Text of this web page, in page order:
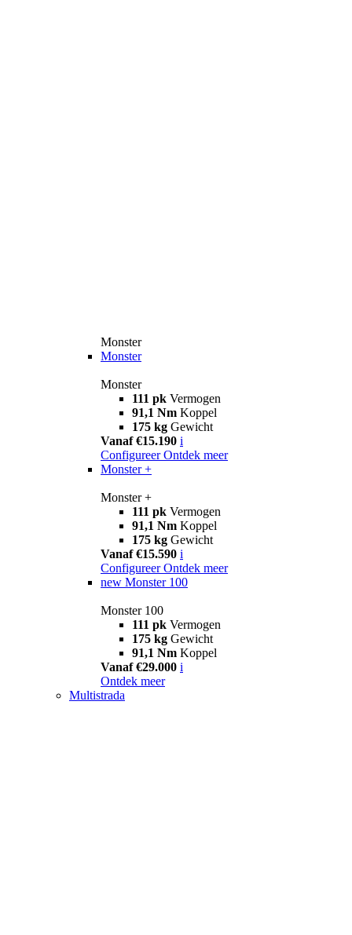
Monster
Monster
Monster
111 pk Vermogen
91,1 Nm Koppel
175 kg Gewicht
Vanaf €15.190 i
Configureer Ontdek meer
Monster +
Monster +
111 pk Vermogen
91,1 Nm Koppel
175 kg Gewicht
Vanaf €15.590 i
Configureer Ontdek meer
new Monster 100
Monster 100
111 pk Vermogen
175 kg Gewicht
91,1 Nm Koppel
Vanaf €29.000 i
Ontdek meer
Multistrada